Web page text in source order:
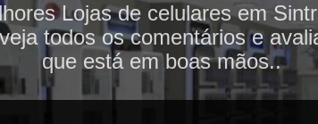
Lojas de celulares em
todos os comentários e
que está em boas mãos..